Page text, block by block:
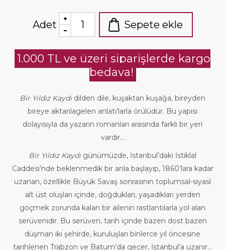
Adet Sepete ekle
1.000 TL ve üzeri siparişlerde kargo
bedava!
Bir Yıldız Kaydı dilden dile, kuşaktan kuşağa, bireyden
bireye aktarılagelen anlatı’larla örülüdür. Bu yapısı
dolayısıyla da yazarın romanları arasında farklı bir yeri
vardır…
Bir Yıldız Kaydı günümüzde, İstanbul’daki İstiklal
Caddesi’nde beklenmedik bir anla başlayıp, 1860’lara kadar
uzanan, özellikle Büyük Savaş sonrasının toplumsal-siyasî
alt üst oluşları içinde, doğdukları, yaşadıkları yerden
göçmek zorunda kalan bir ailenin rastlantılarla yol alan
serüvenidir. Bu serüven, tarih içinde bazen dost bazen
düşman iki şehirde, kuruluşları binlerce yıl öncesine
tarihlenen Trabzon ve Batum’da geçer, İstanbul’a uzanır…